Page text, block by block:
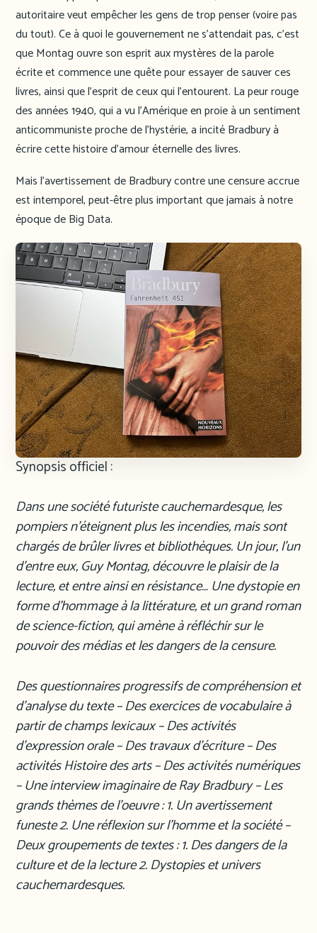
autoritaire veut empêcher les gens de trop penser (voire pas
du tout). Ce à quoi le gouvernement ne s’attendait pas, c’est
que Montag ouvre son esprit aux mystères de la parole
écrite et commence une quête pour essayer de sauver ces
livres, ainsi que l’esprit de ceux qui l’entourent. La peur rouge
des années 1940, qui a vu l’Amérique en proie à un sentiment
anticommuniste proche de l’hystérie, a incité Bradbury à
écrire cette histoire d’amour éternelle des livres.
Mais l’avertissement de Bradbury contre une censure accrue
est intemporel, peut-être plus important que jamais à notre
époque de Big Data.
Synopsis officiel :
Dans une société futuriste cauchemardesque, les
pompiers n’éteignent plus les incendies, mais sont
chargés de brûler livres et bibliothèques. Un jour, l’un
d’entre eux, Guy Montag, découvre le plaisir de la
lecture, et entre ainsi en résistance… Une dystopie en
forme d’hommage à la littérature, et un grand roman
de science-fiction, qui amène à réfléchir sur le
pouvoir des médias et les dangers de la censure.
Des questionnaires progressifs de compréhension et
d’analyse du texte – Des exercices de vocabulaire à
partir de champs lexicaux – Des activités
d’expression orale – Des travaux d’écriture – Des
activités Histoire des arts – Des activités numériques
– Une interview imaginaire de Ray Bradbury – Les
grands thèmes de l’oeuvre : 1. Un avertissement
funeste 2. Une réflexion sur l’homme et la société –
Deux groupements de textes : 1. Des dangers de la
culture et de la lecture 2. Dystopies et univers
cauchemardesques.